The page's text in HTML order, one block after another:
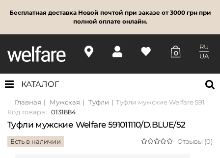
Бесплатная доставка Новой почтой при заказе от 3000 грн при
полной оплате онлайн.
0
RU
UA
КАТАЛОГ
Главная Мужская Туфли
Туфли мужские Welfare
Код товара: 0131884
Туфли мужские Welfare 591011110/D.BLUE/52
Есть в наличии Отзывы (0)